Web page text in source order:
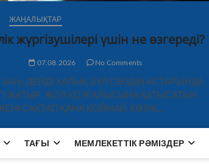
ЖАҢАЛЫҚТАР
жүргізушілері үшін не өзгереді?
07.08.2026 No Comments
ДЕЙДІ ХАЛЫҚ. БҰЛ СӨЗДІҢ АСТАРЫНДА
ЖАТЫР. ЖОЛ ҚОЗҒАЛЫСЫНА ҚАТЫСАТЫН
САҚТАП ҚАНА ҚОЙМАЙ, КӨЛІК…
ТАҒЫ МЕМЛЕКЕТТІК РӘМІЗДЕР